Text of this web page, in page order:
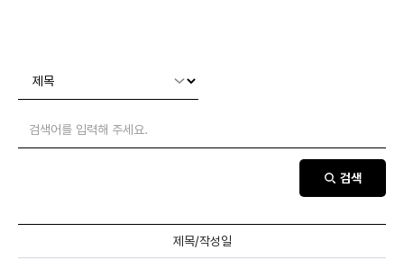
검색